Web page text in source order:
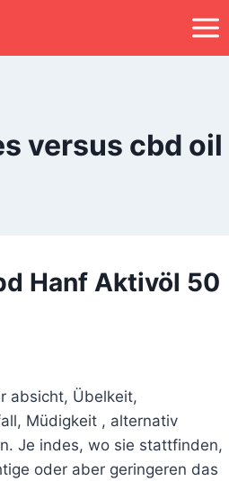
versus cbd oil
Hanf Aktivöl 50
absicht, Übelkeit,
Müdigkeit , alternativ
Je indes, wo sie stattfinden,
oder aber geringeren das